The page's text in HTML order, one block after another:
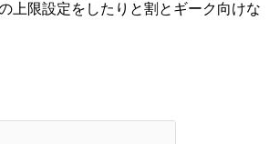
上限設定をしたりと割とギーク向けな